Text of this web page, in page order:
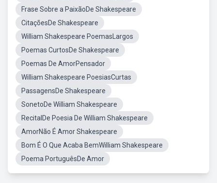
Frase Sobre a PaixãoDe Shakespeare
CitaçõesDe Shakespeare
William Shakespeare PoemasLargos
Poemas CurtosDe Shakespeare
Poemas De AmorPensador
William Shakespeare PoesiasCurtas
PassagensDe Shakespeare
SonetoDe William Shakespeare
RecitalDe Poesia De William Shakespeare
AmorNão É Amor Shakespeare
Bom É O Que Acaba BemWilliam Shakespeare
Poema PortuguêsDe Amor